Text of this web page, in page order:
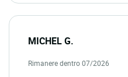
MICHEL G.
Rimanere dentro 07/2026